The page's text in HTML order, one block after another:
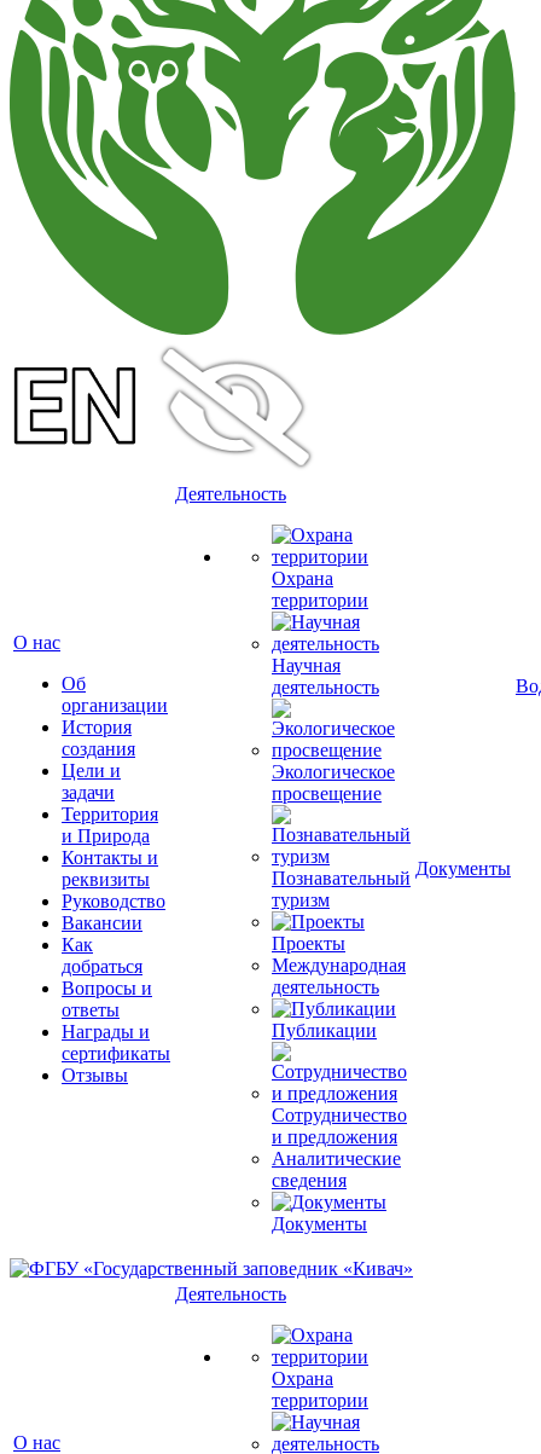
О нас
Об
организации
История
создания
Цели и
задачи
Территория
и Природа
Контакты и
реквизиты
Руководство
Вакансии
Как
добраться
Вопросы и
ответы
Награды и
сертификаты
Отзывы
Деятельность
Охрана
территории
Научная
деятельность
Экологическое
просвещение
Познавательный
туризм
Проекты
Международная
деятельность
Публикации
Сотрудничество
и предложения
Аналитические
сведения
Документы
Документы
О нас
Деятельность
Охрана
территории